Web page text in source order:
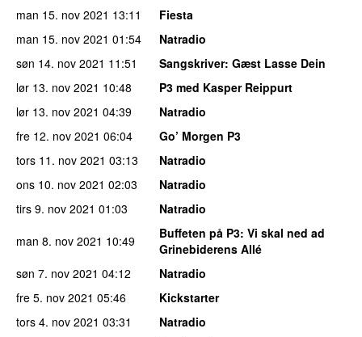
man 15. nov 2021 13:11
Fiesta
man 15. nov 2021 01:54
Natradio
søn 14. nov 2021 11:51 Sangskriver: Gæst Lasse Dein
lør 13. nov 2021 10:48
P3 med Kasper Reippurt
lør 13. nov 2021 04:39
Natradio
fre 12. nov 2021 06:04
Go’ Morgen P3
tors 11. nov 2021 03:13
Natradio
ons 10. nov 2021 02:03
Natradio
tirs 9. nov 2021 01:03
Natradio
man 8. nov 2021 10:49 Buffeten på P3: Vi skal ned ad
Grinebiderens Allé
søn 7. nov 2021 04:12
Natradio
fre 5. nov 2021 05:46
Kickstarter
tors 4. nov 2021 03:31
Natradio